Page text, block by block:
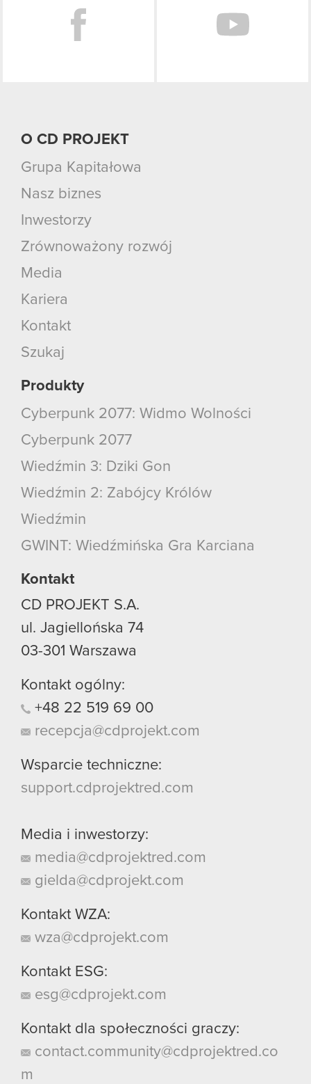
O CD PROJEKT
Grupa Kapitałowa
Nasz biznes
Inwestorzy
Zrównoważony rozwój
Media
Kariera
Kontakt
Szukaj
Produkty
Cyberpunk 2077: Widmo Wolności
Cyberpunk 2077
Wiedźmin 3: Dziki Gon
Wiedźmin 2: Zabójcy Królów
Wiedźmin
GWINT: Wiedźmińska Gra Karciana
Kontakt
CD PROJEKT S.A.
ul. Jagiellońska 74
03-301 Warszawa
Kontakt ogólny:
+48 22 519 69 00
recepcja@cdprojekt.com
Wsparcie techniczne:
support.cdprojektred.com
Media i inwestorzy:
media@cdprojektred.com
gielda@cdprojekt.com
Kontakt WZA:
wza@cdprojekt.com
Kontakt ESG:
esg@cdprojekt.com
Kontakt dla społeczności graczy:
contact.community@cdprojektred.co
m